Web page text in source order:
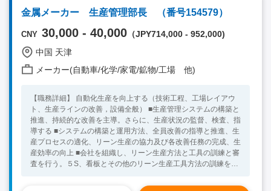
職 中国勤務 中国就職支援 無料斡旋サービス 品質管理
金属メーカー 生産管理部長 （番号154579）
CNY 30,000 - 40,000 （JPY714,000 - 952,000)
中国 天津
メーカー(自動車/化学/家電/鉱物/工場 他)
【職務詳細】 自動化生産を向上する（技術工程、工場レイアウ
ト、生産ラインの改善，設備全般） ■生産管理システムの構築と
推進、持続的な改善を主導。さらに、生産状況の監督、検査、指
導する ■システムの構築と運用方法、全員改善の指導と推進、生
産プロセスの適化、リーン生産の協力及び各改善任務の完成、生
産効率の向上 ■会社を組織し、リーン生産方法と工具の訓練と審
査を行う。５S、看板とその他のリーン生産工具方法の訓練を実
交通費は会社負担！ ★無料食堂・送迎車あり、住宅は会社負